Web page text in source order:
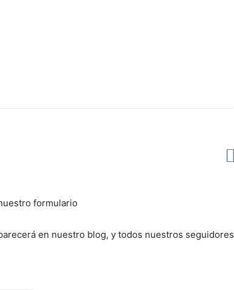
formulario
en nuestro blog, y todos nuestros seguidores